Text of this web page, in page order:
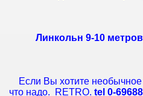
Линкольн 9-10
Если Вы хотите
что надо. RETRO. tel 0-